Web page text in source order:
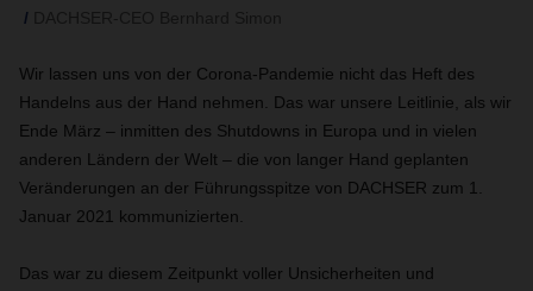
Wir lassen uns von der Corona-Pandemie nicht das Heft des
Handelns aus der Hand nehmen. Das war unsere Leitlinie, als wir
Ende März – inmitten des Shutdowns in Europa und in vielen
anderen Ländern der Welt – die von langer Hand geplanten
Veränderungen an der Führungsspitze von DACHSER zum 1.
Januar 2021 kommunizierten.
Das war zu diesem Zeitpunkt voller Unsicherheiten und